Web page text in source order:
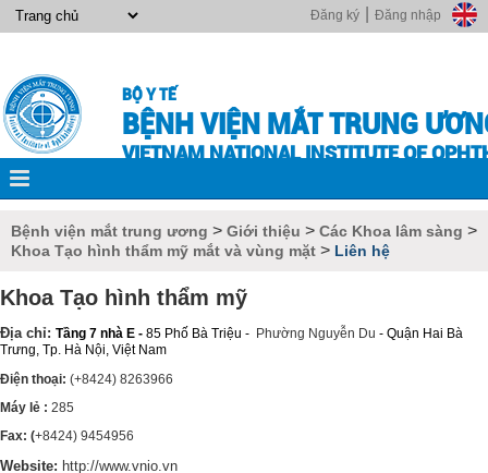
Đăng nhập
Đăng ký
BỘ Y TẾ
BỆNH VIỆN MẮT TRUNG
VIETNAM NATIONAL INSTITUTE OF
Bệnh viện mắt trung ương > Giới thiệu > Các Khoa lâm sàng >
Khoa Tạo hình thẩm mỹ mắt và vùng mặt > Liên hệ
Khoa Tạo hình thẩm mỹ
Địa chỉ: Tầng 7 nhà E - 85 Phố Bà Triệu - Phường Nguyễn Du - Quận Hai Bà
Trưng, Tp. Hà Nội, Việt Nam
Điện thoại: (+8424) 8263966
Máy lẻ : 285
Fax: (+8424) 9454956
Website: http://www.vnio.vn